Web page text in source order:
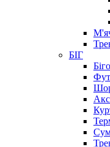
БІГ